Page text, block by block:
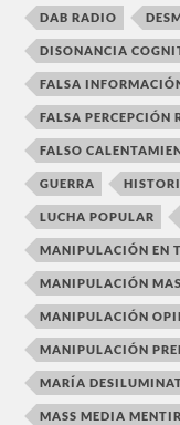
DAB RADIO
DISONANCIA
FALSA
FALSA PERCEPCIÓN
FALSO
GUERRA
LUCHA POPULAR
MANIPULACIÓN EN
MANIPULACIÓN
MANIPULACIÓN
MANIPULACIÓN
MARÍA
MASS MEDIA